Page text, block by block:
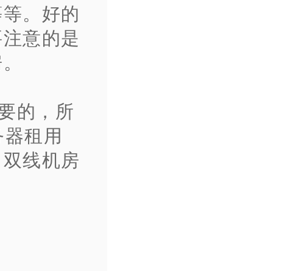
。好的
意的是
的，所
租用
线机房